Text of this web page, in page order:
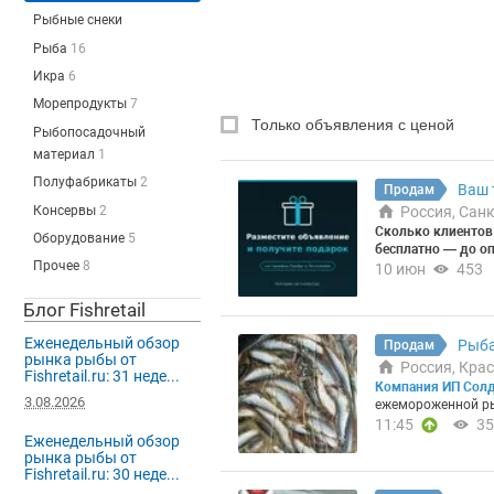
Рыбные снеки
Рыба 16
Икра 6
Морепродукты 7
Рыбопосадочный
материал 1
Полуфабрикаты 2
Консервы 2
Оборудование 5
Прочее 8
Блог Fishretail
Еженедельный обзор
рынка рыбы от
Fishretail.ru: 31 неде...
3.08.2026
Еженедельный обзор
рынка рыбы от
Fishretail.ru: 30 неде...
Только объявления с ценой
Продам
Ваш
Россия,
Сколько
бесплатно — до
ыбную продукцию
лодные звонки и
Объявления в
иков;
ите бесплатный
я вашей
ых, сколько
обращений вы
10 июн 453
Продам
Россия,
Компания ИП
ежемороженной
3+ Мурманск (25-27кг) вес. —
ефаль с/м н/р 500+
11:45